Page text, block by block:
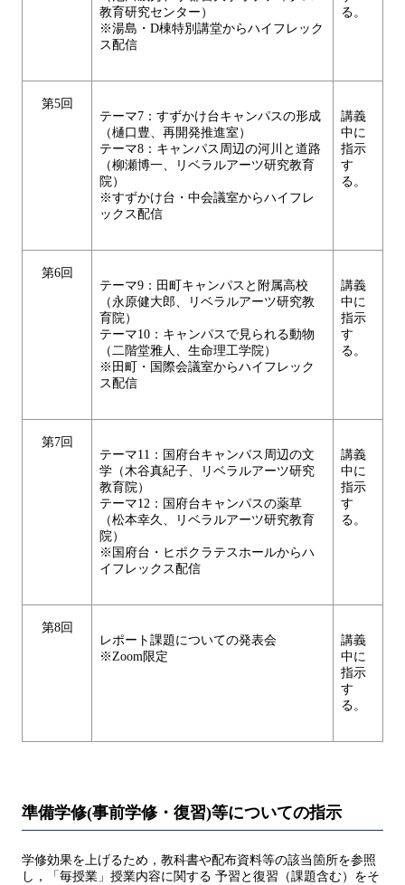
教育研究センター）
※湯島・D棟特別講堂からハイフレック
ス配信
る。
第5回
テーマ7：すずかけ台キャンパスの形成
（樋口豊、再開発推進室）
テーマ8：キャンパス周辺の河川と道路
（柳瀬博一、リベラルアーツ研究教育
院）
※すずかけ台・中会議室からハイフレ
ックス配信
講義
中に
指示
す
る。
第6回
テーマ9：田町キャンパスと附属高校
（永原健大郎、リベラルアーツ研究教
育院）
テーマ10：キャンパスで見られる動物
（二階堂雅人、生命理工学院）
※田町・国際会議室からハイフレック
ス配信
講義
中に
指示
す
る。
第7回
テーマ11：国府台キャンパス周辺の文
学（木谷真紀子、リベラルアーツ研究
教育院）
テーマ12：国府台キャンパスの薬草
（松本幸久、リベラルアーツ研究教育
院）
※国府台・ヒポクラテスホールからハ
イフレックス配信
講義
中に
指示
す
る。
第8回
レポート課題についての発表会
※Zoom限定
講義
中に
指示
す
る。
準備学修(事前学修・復習)等についての指示
学修効果を上げるため，教科書や配布資料等の該当箇所を参照
し，「毎授業」授業内容に関する 予習と復習（課題含む）をそ